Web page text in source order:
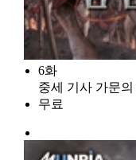
6화
중세 기사 가문
무료